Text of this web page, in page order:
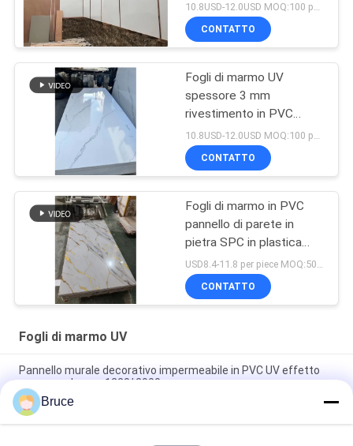
10.8USD-12.0USD MOQ:100 pezzi/colore
CONTATTO
Fogli di marmo UV
spessore 3 mm
rivestimento in PVC
solido per sfondo
CONTATTO
Fogli di marmo in PVC
pannello di parete in
pietra SPC in plastica
rivestimento UV
ecologico fogli di marmo
materiale decorativo per
CONTATTO
Fogli di marmo UV
Pannello murale decorativo impermeabile in PVC UV effetto
marmo color oro 1220*2900mm
3mm bianco pannello da parete in PVC 1220*2440mm fogli di
marmo UV
Bruce